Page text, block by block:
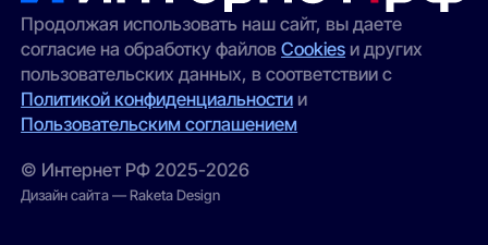
Продолжая использовать наш сайт, вы даете
согласие на обработку файловCookies и других
пользовательских данных, в соответствии с
Политикой конфиденциальности и
Пользовательским соглашением
© Интернет РФ 2025-2026
Дизайн сайта — Raketa Design